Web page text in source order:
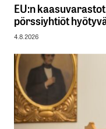
EU:n
pörssiyhtiöt
4.8.2026